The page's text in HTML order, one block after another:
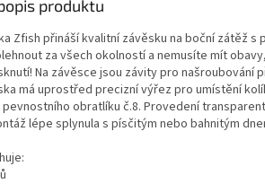
produktu
Zfish přináší kvalitní závěsku na boční zátěž s
za všech okolností a nemusíte mít
Na závěsce jsou závity pro našroubování
má uprostřed precizní výřez pro umístění
obratlíku č.8. Provedení
lépe splynula s písčitým nebo bahnitým